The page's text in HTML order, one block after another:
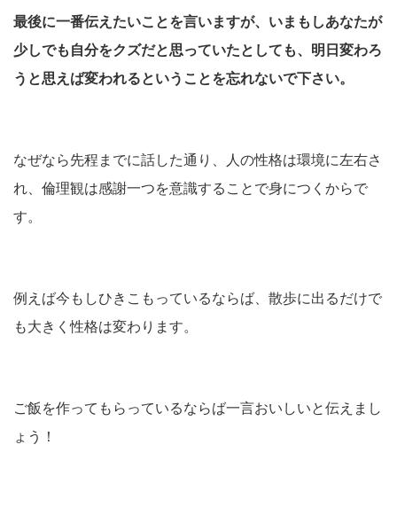
最後に一番伝えたいことを言いますが、いまもしあなたが
少しでも自分をクズだと思っていたとしても、明日変わろ
うと思えば変われるということを忘れないで下さい。
なぜなら先程までに話した通り、人の性格は環境に左右さ
れ、倫理観は感謝一つを意識することで身につくからで
す。
例えば今もしひきこもっているならば、散歩に出るだけで
も大きく性格は変わります。
ご飯を作ってもらっているならば一言おいしいと伝えまし
ょう！